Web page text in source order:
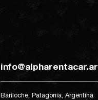
info@alpharentacar.ar
Bariloche, Patagonia, Argentina